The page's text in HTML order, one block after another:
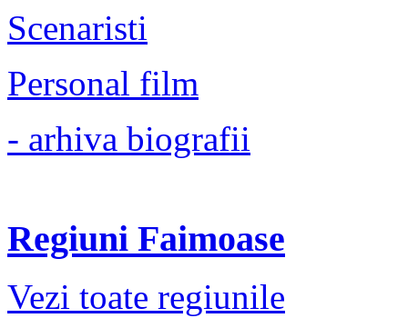
Scenaristi
Personal film
- arhiva biografii
Regiuni Faimoase
Vezi toate regiunile